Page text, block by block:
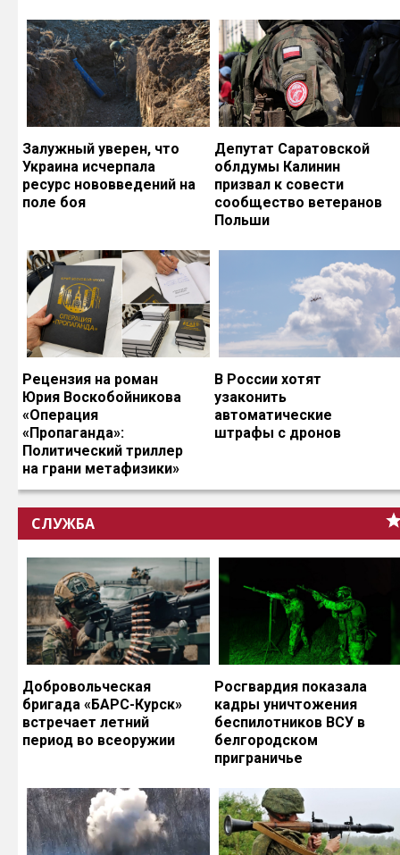
Залужный уверен, что
Украина исчерпала
ресурс нововведений на
поле боя
Депутат Саратовской
облдумы Калинин
призвал к совести
сообщество ветеранов
Польши
Рецензия на роман
Юрия Воскобойникова
«Операция
«Пропаганда»:
Политический триллер
на грани метафизики»
В России хотят
узаконить
автоматические
штрафы с дронов
СЛУЖБА
Добровольческая
бригада «БАРС-Курск»
встречает летний
период во всеоружии
Росгвардия показала
кадры уничтожения
беспилотников ВСУ в
белгородском
приграничье